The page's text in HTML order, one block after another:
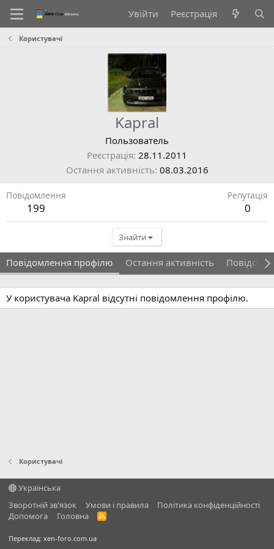
Увійти Реєстрація
Користувачі
Kapral
Пользователь
Реєстрація 28.11.2011
Остання активність 08.03.2016
Повідомлення
199
Репутація
0
Знайти
Повідомлення профілю Остання активність
У користувача Kapral відсутні повідомлення профілю.
Користувачі
Українська
Зворотній зв'язок
Умови і правила
Політика конфіденційності
Дoпoмoга
Головна
R
Переклад: xen-foro.com.ua